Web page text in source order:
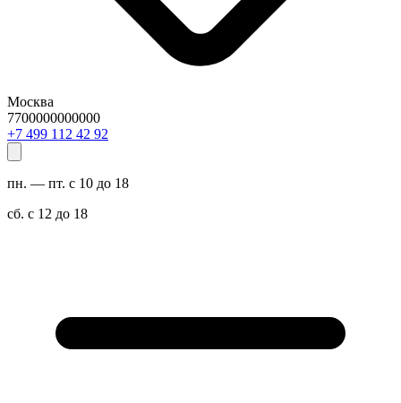
Москва
7700000000000
29 24 211 994 7+
пн. — пт. с 10 до 18
сб. с 12 до 18